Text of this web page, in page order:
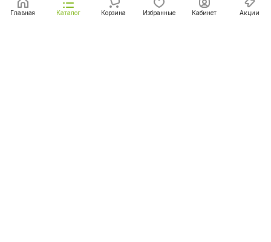
Главная Каталог Корзина Избранные Кабинет Акции